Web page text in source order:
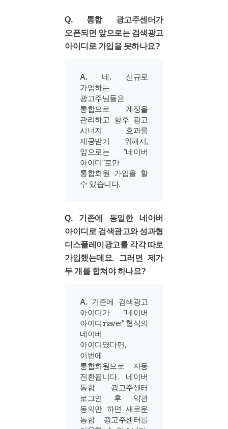
Q. 통합 광고주센터가
오픈되면 앞으로는 검색광고
아이디로 가입을 못하나요?
A. 네. 신규로
가입하는
광고주님들은
통합으로 계정을
관리하고 향후 광고
시너지 효과를
제공받기 위해서,
앞으로는 "네이버
아이디"로만
통합회원 가입을 할
수 있습니다.
Q. 기존에 동일한 네이버
아이디로 검색광고와 성과형
디스플레이광고를 각각 따로
가입했는데요. 그러면 제가
두 개를 합쳐야 하나요?
A. 기존에 검색광고
아이디가 "네이버
아이디:naver" 형식의
네이버
아이디였다면,
이번에
통합회원으로 자동
전환됩니다. 네이버
통합 광고주센터
로그인 후 약관
동의만 하면 새로운
통합 광고주센터를